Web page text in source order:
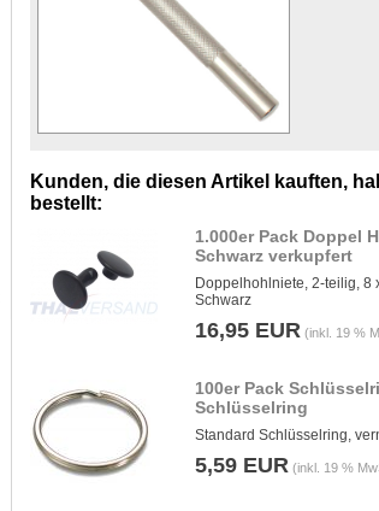
Kunden, die diesen Artikel kauften,
bestellt:
1.000er Pack Doppel
Schwarz verkupfert
Doppelhohlniete, 2-teilig, 8
Schwarz
16,95 EUR (inkl. 19 %
100er Pack
Schlüsselring
Standard Schlüsselring,
5,59 EUR (inkl. 19 %